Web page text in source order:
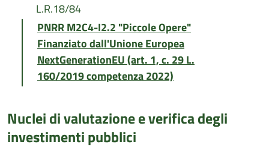
L.R.18/84
PNRR M2C4-I2.2 "Piccole Opere"
Finanziato dall'Unione Europea
NextGenerationEU (art. 1, c. 29 L.
160/2019 competenza 2022)
Nuclei di valutazione e verifica degli
investimenti pubblici